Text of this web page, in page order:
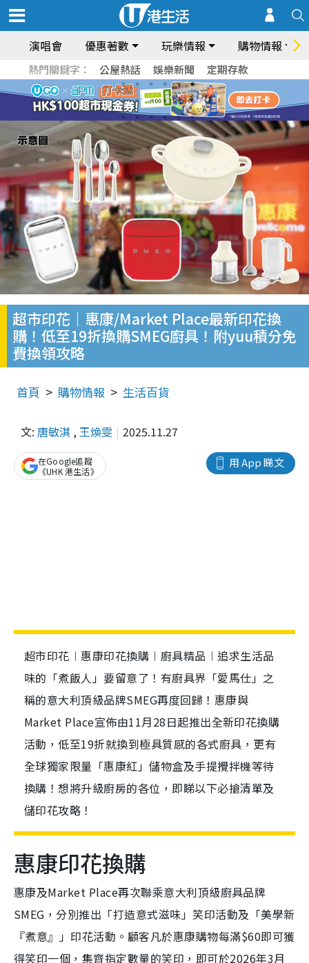
演唱會 優惠著數 玩樂情報 購物情報
熱門關鍵字： 公屋熱話 娛樂新聞 定期存款
超市印花｜惠康/Market Place最新印花換
購！低至19折換購SMEG廚具！附yuu積分免
費換領攻略
首頁 購物情報 生活百貨
文: 唐敏淇 ,王煥雯 2025.11.27
用 App 睇文
在Google追蹤
《UHK 港生活》
超市印花︱惠康印花換購︱廚具精品︱追求生活品
味的「煮飯人」要留意了！有廚具界「愛馬仕」之
稱的意大利頂級品牌SMEG再度回歸！惠康與
Market Place宣佈由11月28日起推出全新印花換購
活動，低至19折就換到極具質感的各式廚具，更有
全球獨家限量「惠康紅」儲物盒及手提攪拌機等待
換購！想將升級廚房的各位，即睇以下必搶清單及
儲印花攻略！
惠康印花換購
惠康及Market Place再次聯乘意大利頂級廚具品牌
SMEG，分別推出「打造意式滋味」笑印活動及「美學新
『煮意』」印花活動。顧客凡於惠康購物每滿$60即可獲
得笑印一個，集齊指定數量的笑印，即可於2026年3月